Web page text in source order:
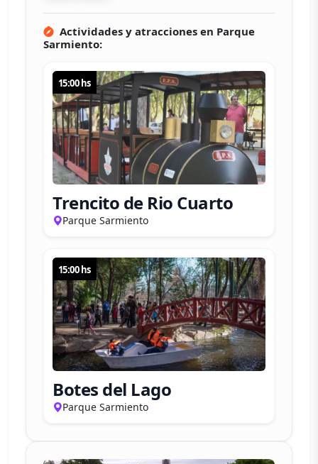
Actividades y atracciones en Parque
Sarmiento:
15:00 hs
Trencito de Rio Cuarto
Parque Sarmiento
15:00 hs
Botes del Lago
Parque Sarmiento